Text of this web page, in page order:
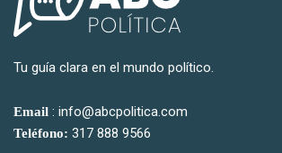
Tu guía clara en el mundo político.
Email : info@abcpolitica.com
Teléfono: 317 888 9566